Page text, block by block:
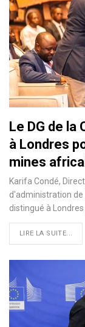
Le DG de la
à Londres
mines
Karifa Condé,
d'administration de
distingué à
LIRE LA SUITE...